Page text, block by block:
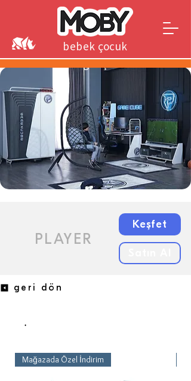
bebek çocuk
genç
Keşfet
PLAYER
geri dön
.
Mağazada Özel İndirim